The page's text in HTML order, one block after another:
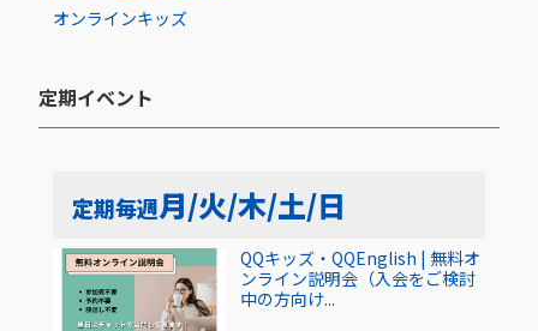
オンラインキッズ
定期イベント​
定期毎週月/火/木/土/日
QQキッズ・QQEnglish | 無料オ
ンライン説明会（入会をご検討
中の方向け...